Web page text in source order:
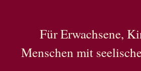
Für Erwachsene,
Menschen mit